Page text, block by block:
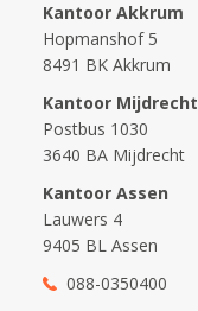
Kantoor Akkrum
Hopmanshof 5
8491 BK Akkrum
Kantoor Mijdrecht
Postbus 1030
3640 BA Mijdrecht
Kantoor Assen
Lauwers 4
9405 BL Assen
088-0350400